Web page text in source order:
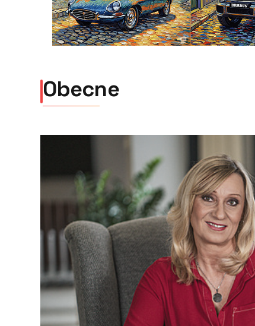
Obecne